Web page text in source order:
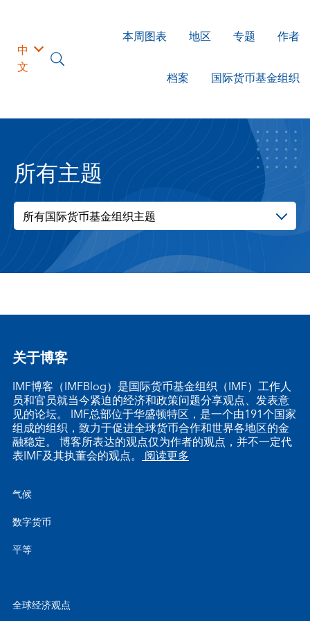
中
文
本周图表 地区 专题 作者
档案 国际货币基金组织
所有主题
所有国际货币基金组织主题
关于博客
IMF博客（IMFBlog）是国际货币基金组织（IMF）工作人
员和官员就当今紧迫的经济和政策问题分享观点、发表意
见的论坛。 IMF总部位于华盛顿特区，是一个由191个国家
组成的组织，致力于促进全球货币合作和世界各地区的金
融稳定。 博客所表达的观点仅为作者的观点，并不一定代
表IMF及其执董会的观点。 阅读更多
气候
数字货币
平等
全球经济观点